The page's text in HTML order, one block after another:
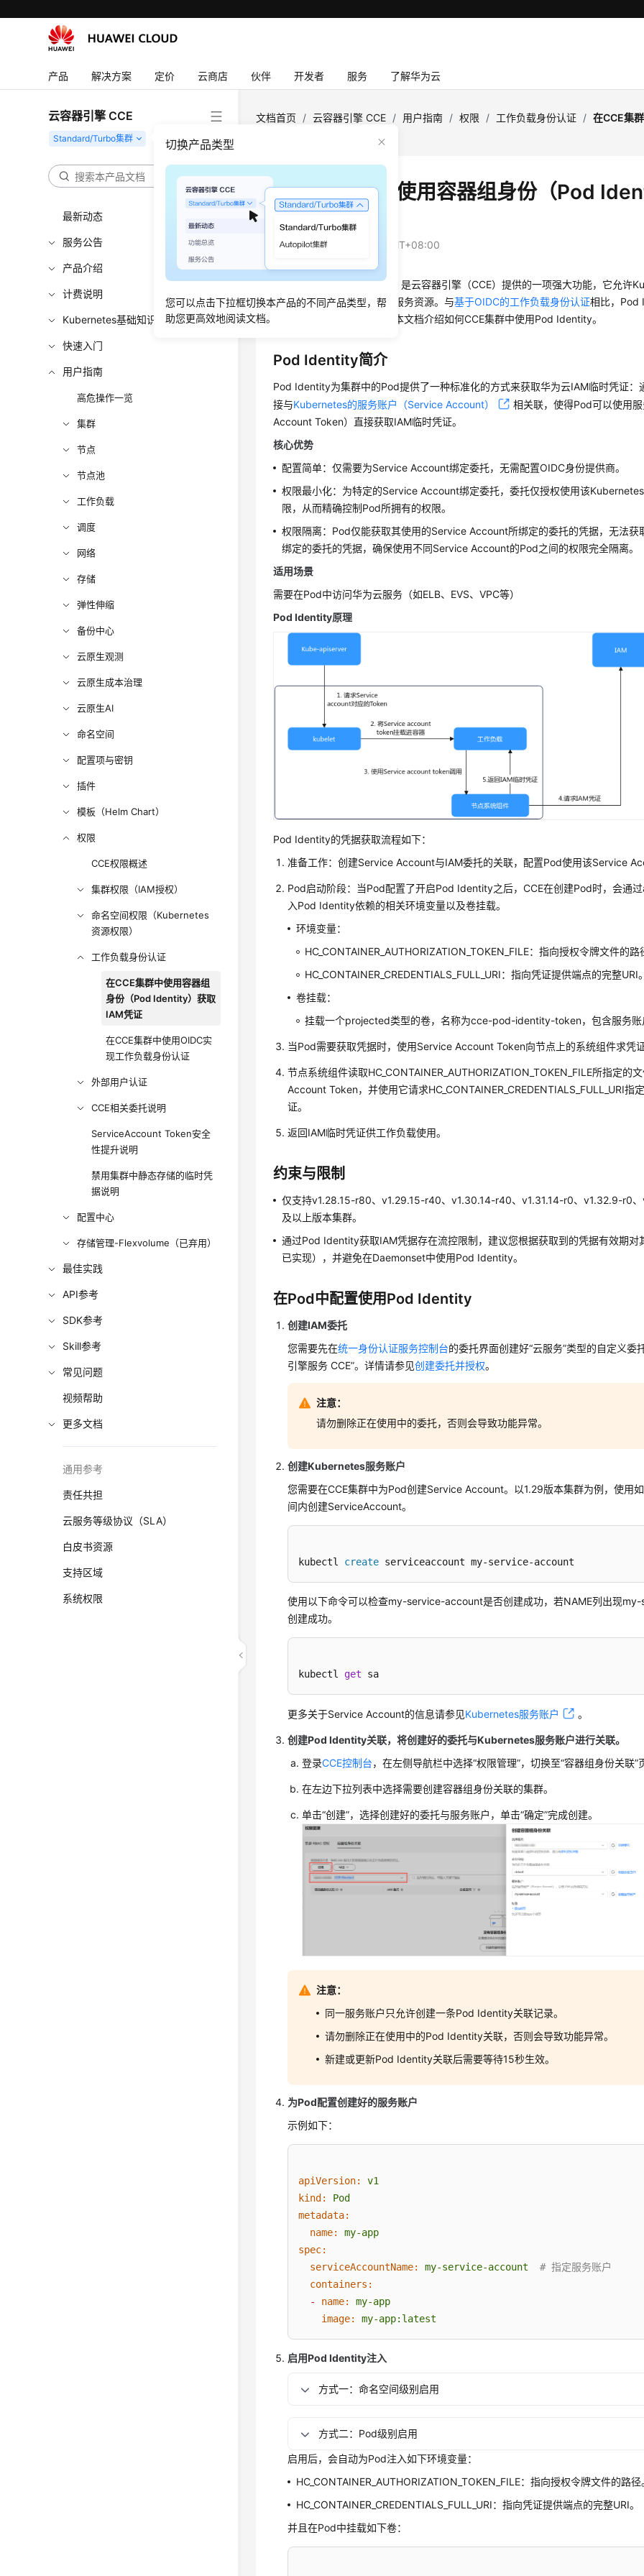
产品 解决方案 定价 云商店 伙伴 开发者 服务 了解华为云
云容器引擎 CCE
切换产品类型
您可以点击下拉框切换本产品的不同产品类型，帮
助您更高效地阅读文档。
最新动态
服务公告
产品介绍
计费说明
Kubernetes基础知识
快速入门
用户指南
高危操作一览
集群
节点
节点池
工作负载
调度
网络
存储
弹性伸缩
备份中心
云原生观测
云原生成本治理
云原生AI
命名空间
配置项与密钥
插件
模板（Helm Chart）
权限
CCE权限概述
集群权限（IAM授权）
命名空间权限（Kubernetes
资源权限）
工作负载身份认证
在CCE集群中使用容器组
身份（Pod Identity）获取
IAM凭证
在CCE集群中使用OIDC实
现工作负载身份认证
外部用户认证
CCE相关委托说明
ServiceAccount Token安全
性提升说明
禁用集群中静态存储的临时凭
据说明
配置中心
存储管理-Flexvolume（已弃用）
最佳实践
API参考
SDK参考
Skill参考
常见问题
视频帮助
更多文档
通用参考
责任共担
云服务等级协议（SLA）
白皮书资源
支持区域
系统权限
文档首页 / 云容器引擎 CCE / 用户指南 / 权限 / 工作负载身份认证 / 在CCE集
在CCE集群中使用容器组身份（Pod
IAM凭证
更新时间：2026-06-17 GMT+08:00
容器组身份（Pod Identity）是云容器引擎（CCE）提供的一项强大功能，它允许
全、可控的方式访问华为云服务资源。与基于OIDC的工作负载身份认证相比，Pod
简单，具备更强的隔离性。本文档介绍如何CCE集群中使用Pod Identity。
Pod Identity简介
Pod Identity为集群中的Pod提供了一种标准化的方式来获取华为云IAM临时凭证：
接与Kubernetes的服务账户（Service Account）
相关联，使得Pod可以使用
Account Token）直接获取IAM临时凭证。
核心优势
配置简单：仅需要为Service Account绑定委托，无需配置OIDC身份提供商。
权限最小化：为特定的Service Account绑定委托，委托仅授权使用该
限，从而精确控制Pod所拥有的权限。
权限隔离：Pod仅能获取其使用的Service Account所绑定的委托的凭据，无法
绑定的委托的凭据，确保使用不同Service Account的Pod之间的权限完全隔离。
适用场景
需要在Pod中访问华为云服务（如ELB、EVS、VPC等）
Pod Identity原理
Pod Identity的凭据获取流程如下：
准备工作：创建Service Account与IAM委托的关联，配置Pod使用该Service
Pod启动阶段：当Pod配置了开启Pod Identity之后，CCE在创建Pod时，会通
入Pod Identity依赖的相关环境变量以及卷挂载。
环境变量：
HC_CONTAINER_AUTHORIZATION_TOKEN_FILE：指向授权令牌文件的路
HC_CONTAINER_CREDENTIALS_FULL_URI：指向凭证提供端点的完整URI
卷挂载：
挂载一个projected类型的卷，名称为cce-pod-identity-token，包含服务账
当Pod需要获取凭据时，使用Service Account Token向节点上的系统组件求凭
节点系统组件读取HC_CONTAINER_AUTHORIZATION_TOKEN_FILE所指定的
Account Token，并使用它请求HC_CONTAINER_CREDENTIALS_FULL_URI指
证。
返回IAM临时凭证供工作负载使用。
约束与限制
仅支持v1.28.15-r80、v1.29.15-r40、v1.30.14-r40、v1.31.14-r0、v1.32.9-r0
及以上版本集群。
通过Pod Identity获取IAM凭据存在流控限制，建议您根据获取到的凭据有效期对
已实现），并避免在Daemonset中使用Pod Identity。
在Pod中配置使用Pod Identity
创建IAM委托
您需要先在统一身份认证服务控制台的委托界面创建好“云服务”类型的自定义委
引擎服务 CCE”。详情请参见创建委托并授权。
注意：
请勿删除正在使用中的委托，否则会导致功能异常。
创建Kubernetes服务账户
您需要在CCE集群中为Pod创建Service Account。以1.29版本集群为例，使用
间内创建ServiceAccount。
kubectl create serviceaccount my-service-account
使用以下命令可以检查my-service-account是否创建成功，若NAME列出现
创建成功。
kubectl get sa
更多关于Service Account的信息请参见Kubernetes服务账户 。
创建Pod Identity关联，将创建好的委托与Kubernetes服务账户进行关联。
登录CCE控制台，在左侧导航栏中选择“权限管理”，切换至“容器组身份关联”
在左边下拉列表中选择需要创建容器组身份关联的集群。
单击“创建”，选择创建好的委托与服务账户，单击“确定”完成创建。
注意：
同一服务账户只允许创建一条Pod Identity关联记录。
请勿删除正在使用中的Pod Identity关联，否则会导致功能异常。
新建或更新Pod Identity关联后需要等待15秒生效。
为Pod配置创建好的服务账户
示例如下：
apiVersion:
v1
kind:
Pod
metadata:
name:
my-app
spec:
serviceAccountName:
my-service-account
# 指定服务账户
containers:
-
name:
my-app
image:
my-app:latest
启用Pod Identity注入
方式一：命名空间级别启用
方式二：Pod级别启用
启用后，会自动为Pod注入如下环境变量：
HC_CONTAINER_AUTHORIZATION_TOKEN_FILE：指向授权令牌文件的路径
HC_CONTAINER_CREDENTIALS_FULL_URI：指向凭证提供端点的完整URI。
并且在Pod中挂载如下卷：